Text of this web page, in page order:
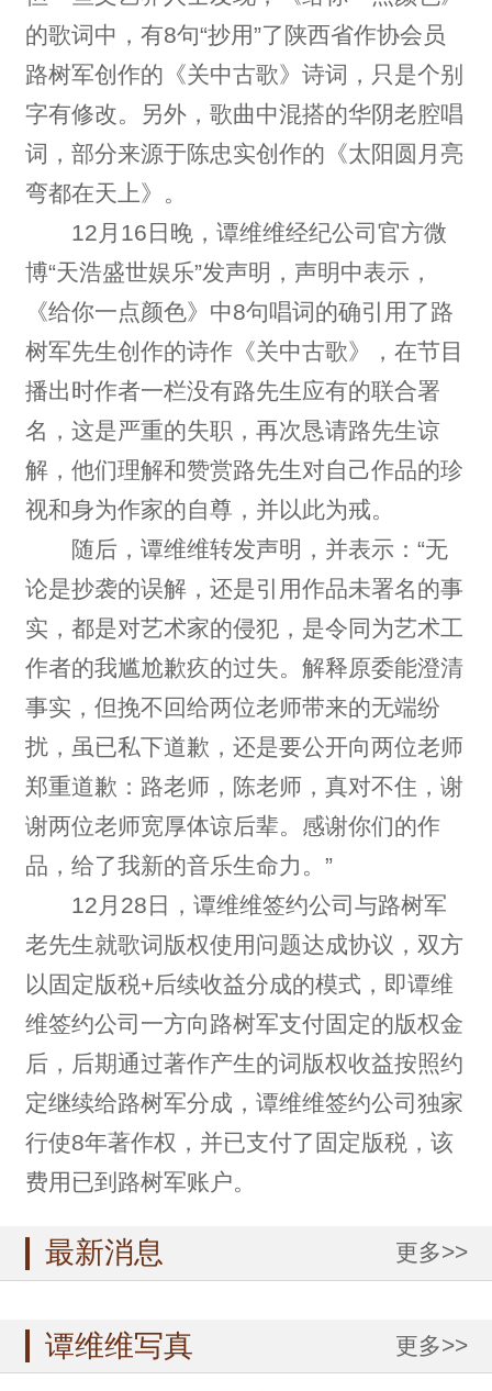
的歌词中，有8句“抄用”了陕西省作协会员
路树军创作的《关中古歌》诗词，只是个别
字有修改。另外，歌曲中混搭的华阴老腔唱
词，部分来源于陈忠实创作的《太阳圆月亮
弯都在天上》。
12月16日晚，谭维维经纪公司官方微
博“天浩盛世娱乐”发声明，声明中表示，
《给你一点颜色》中8句唱词的确引用了路
树军先生创作的诗作《关中古歌》，在节目
播出时作者一栏没有路先生应有的联合署
名，这是严重的失职，再次恳请路先生谅
解，他们理解和赞赏路先生对自己作品的珍
视和身为作家的自尊，并以此为戒。
随后，谭维维转发声明，并表示：“无
论是抄袭的误解，还是引用作品未署名的事
实，都是对艺术家的侵犯，是令同为艺术工
作者的我尴尬歉疚的过失。解释原委能澄清
事实，但挽不回给两位老师带来的无端纷
扰，虽已私下道歉，还是要公开向两位老师
郑重道歉：路老师，陈老师，真对不住，谢
谢两位老师宽厚体谅后辈。感谢你们的作
品，给了我新的音乐生命力。”
12月28日，谭维维签约公司与路树军
老先生就歌词版权使用问题达成协议，双方
以固定版税+后续收益分成的模式，即谭维
维签约公司一方向路树军支付固定的版权金
后，后期通过著作产生的词版权收益按照约
定继续给路树军分成，谭维维签约公司独家
行使8年著作权，并已支付了固定版税，该
费用已到路树军账户。
最新消息 更多>>
谭维维写真 更多>>